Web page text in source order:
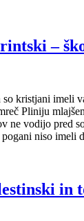
–
kristjani imeli
Pliniju
ne vodijo pred
niso imeli
in